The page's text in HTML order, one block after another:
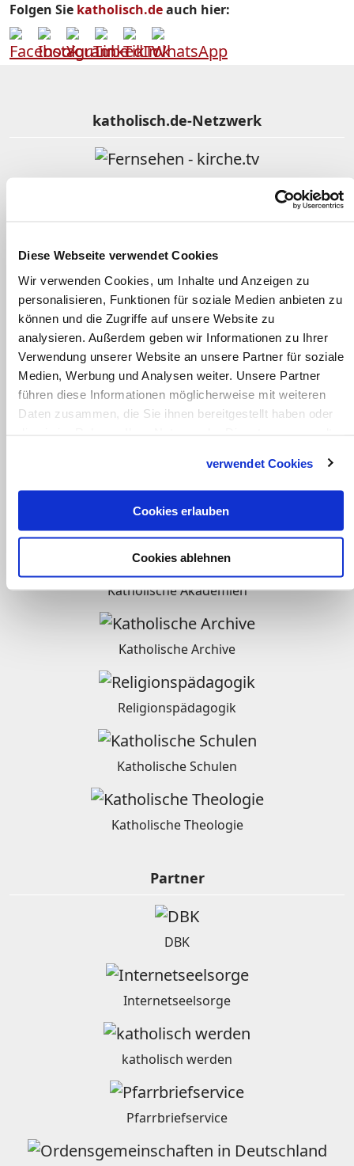
Diese Webseite verwendet Cookies
Wir verwenden Cookies, um Inhalte und Anzeigen zu
personalisieren, Funktionen für soziale Medien anbieten zu
können und die Zugriffe auf unsere Website zu
analysieren. Außerdem geben wir Informationen zu Ihrer
Verwendung unserer Website an unsere Partner für soziale
Medien, Werbung und Analysen weiter. Unsere Partner
führen diese Informationen möglicherweise mit weiteren
Daten zusammen, die Sie ihnen bereitgestellt haben oder
verwendet Cookies
Cookies erlauben
Cookies ablehnen
Folgen Sie katholisch.deauch hier:
katholisch.de-Netzwerk
Gotteslob Online
Kindergottesdienst katholisch
Clearingstelle Medienkompetenz
Weltkirche
Katholische Akademien
Katholische Archive
Religionspädagogik
Katholische Schulen
Katholische Theologie
Partner
DBK
Internetseelsorge
katholisch werden
Pfarrbriefservice